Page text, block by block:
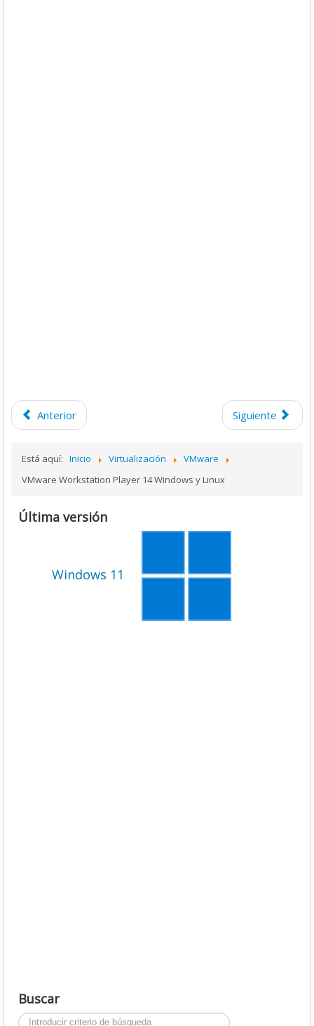
Anterior Siguiente
Está aquí: Inicio Virtualización
VMware
VMware Workstation Player 14 Windows y Linux
Última versión
Windows 11
Buscar
Buscar...